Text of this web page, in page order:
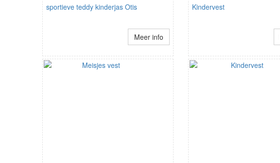
sportieve teddy kinderjas Otis
Meer info
Kindervest